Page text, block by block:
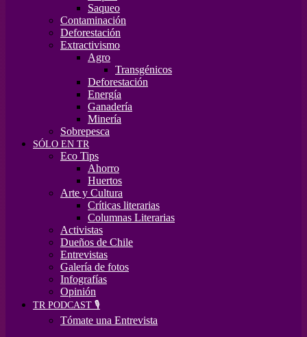
Saqueo
Contaminación
Deforestación
Extractivismo
Agro
Transgénicos
Deforestación
Energía
Ganadería
Minería
Sobrepesca
SÓLO EN TR
Eco Tips
Ahorro
Huertos
Arte y Cultura
Críticas literarias
Columnas Literarias
Activistas
Dueños de Chile
Entrevistas
Galería de fotos
Infografías
Opinión
TR PODCAST 🎙️
Tómate una Entrevista